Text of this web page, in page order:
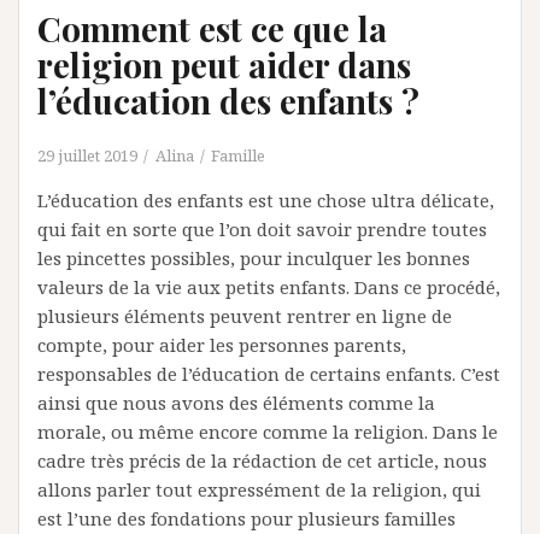
Comment est ce que la
religion peut aider dans
l’éducation des enfants ?
29 juillet 2019 Alina Famille
L’éducation des enfants est une chose ultra délicate,
qui fait en sorte que l’on doit savoir prendre toutes
les pincettes possibles, pour inculquer les bonnes
valeurs de la vie aux petits enfants. Dans ce procédé,
plusieurs éléments peuvent rentrer en ligne de
compte, pour aider les personnes parents,
responsables de l’éducation de certains enfants. C’est
ainsi que nous avons des éléments comme la
morale, ou même encore comme la religion. Dans le
cadre très précis de la rédaction de cet article, nous
allons parler tout expressément de la religion, qui
est l’une des fondations pour plusieurs familles